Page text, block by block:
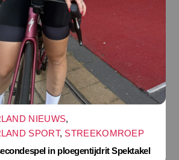
NIEUWS,
SPORT, STREEKOMROEP
in ploegentijdrit Spektakel